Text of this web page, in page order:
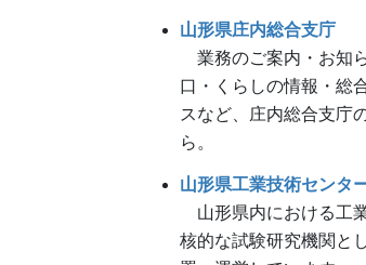
山形県庄内総合支庁
業務のご案内・お知
口・くらしの情報・総
スなど、庄内総合支庁
ら。
山形県工業技術センタ
山形県内における工
核的な試験研究機関と